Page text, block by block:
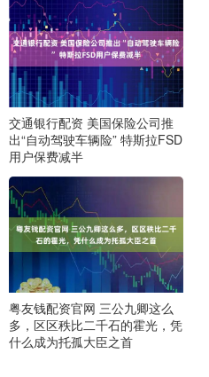
交通银行配资 美国保险公司推
出“自动驾驶车辆险” 特斯拉FSD
用户保费减半
粤友钱配资官网 三公九卿这么
多，区区秩比二千石的霍光，凭
什么成为托孤大臣之首